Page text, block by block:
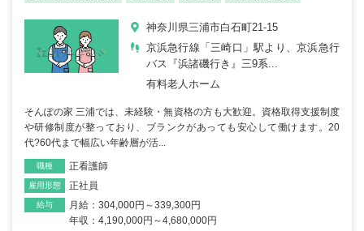
神奈川県三浦市白石町21-15
京浜急行線「三崎口」駅より、京浜急行
バス『浜諸磯行き』三9系...
有料老人ホーム
そんぽの家 三浦では、未経験・無資格の方も大歓迎。資格取得支援制度
や研修制度が整っており、ブランクがあっても安心して働けます。20
代?60代まで幅広い年齢層が活...
職種 正看護師
雇用形態 正社員
給与
月給：304,000円～339,300円
年収：4,190,000円～4,680,000円